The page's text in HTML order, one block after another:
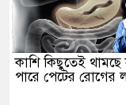
কাশি কিছুতেই থামছে
পারে পেটের রোগের